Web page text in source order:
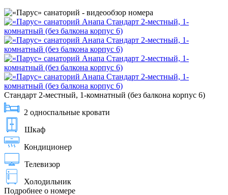
Стандарт 2-местный, 1-комнатный (без балкона корпус 6)
2 односпальные кровати
Шкаф
Кондиционер
Телевизор
Холодильник
Подробнее о номере